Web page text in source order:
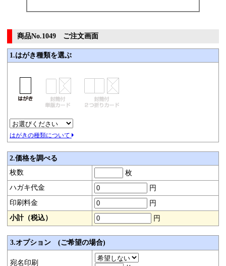
商品No.1049 ご注文画面
1.はがき種類を選ぶ
はがきの種類について
2.価格を調べる
枚数
枚
ハガキ代金
円
印刷料金
円
小計（税込）
円
3.オプション (ご希望の場合)
宛名印刷